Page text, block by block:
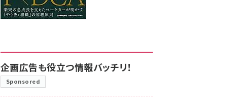
企画広告も役立つ情報バッチリ！
Sponsored